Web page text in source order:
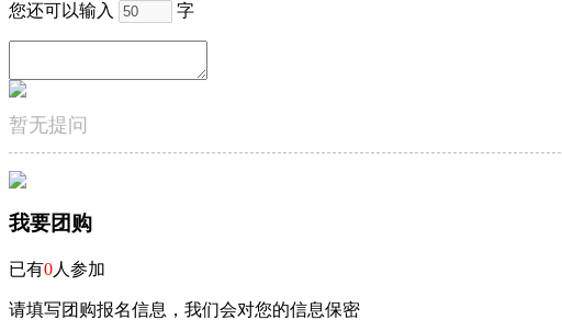
您还可以输入 字
暂无提问
我要团购
已有0人参加
请填写团购报名信息，我们会对您的信息保密